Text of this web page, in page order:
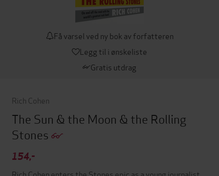
Få varsel ved ny bok av forfatteren
Legg til i ønskeliste
Gratis utdrag
Rich Cohen
The Sun & the Moon & the Rolling
Stones
154,-
Rich Cohen enters the Stones epic as a young journalist